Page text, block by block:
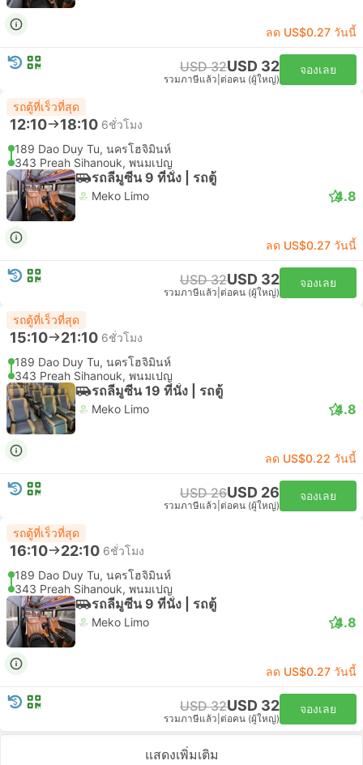
ลด US$0.27 วันนี้
USD 32USD 32
รวมภาษีแล้ว ต่อคน (ผู้ใหญ่)
จองเลย
รถตู้ที่เร็วที่สุด
12:10 18:10 6ชั่วโมง
189 Dao Duy Tu, นครโฮจิมินห์
343 Preah Sihanouk, พนมเปญ
รถลีมูซีน 9 ที่นั่ง | รถตู้
Meko Limo 4.8
ลด US$0.27 วันนี้
USD 32USD 32
รวมภาษีแล้ว ต่อคน (ผู้ใหญ่)
จองเลย
รถตู้ที่เร็วที่สุด
15:10 21:10 6ชั่วโมง
189 Dao Duy Tu, นครโฮจิมินห์
343 Preah Sihanouk, พนมเปญ
รถลีมูซีน 19 ที่นั่ง | รถตู้
Meko Limo 4.8
ลด US$0.22 วันนี้
USD 26USD 26
รวมภาษีแล้ว ต่อคน (ผู้ใหญ่)
จองเลย
รถตู้ที่เร็วที่สุด
16:10 22:10 6ชั่วโมง
189 Dao Duy Tu, นครโฮจิมินห์
343 Preah Sihanouk, พนมเปญ
รถลีมูซีน 9 ที่นั่ง | รถตู้
Meko Limo 4.8
ลด US$0.27 วันนี้
USD 32USD 32
รวมภาษีแล้ว ต่อคน (ผู้ใหญ่)
จองเลย
แสดงเพิ่มเติม